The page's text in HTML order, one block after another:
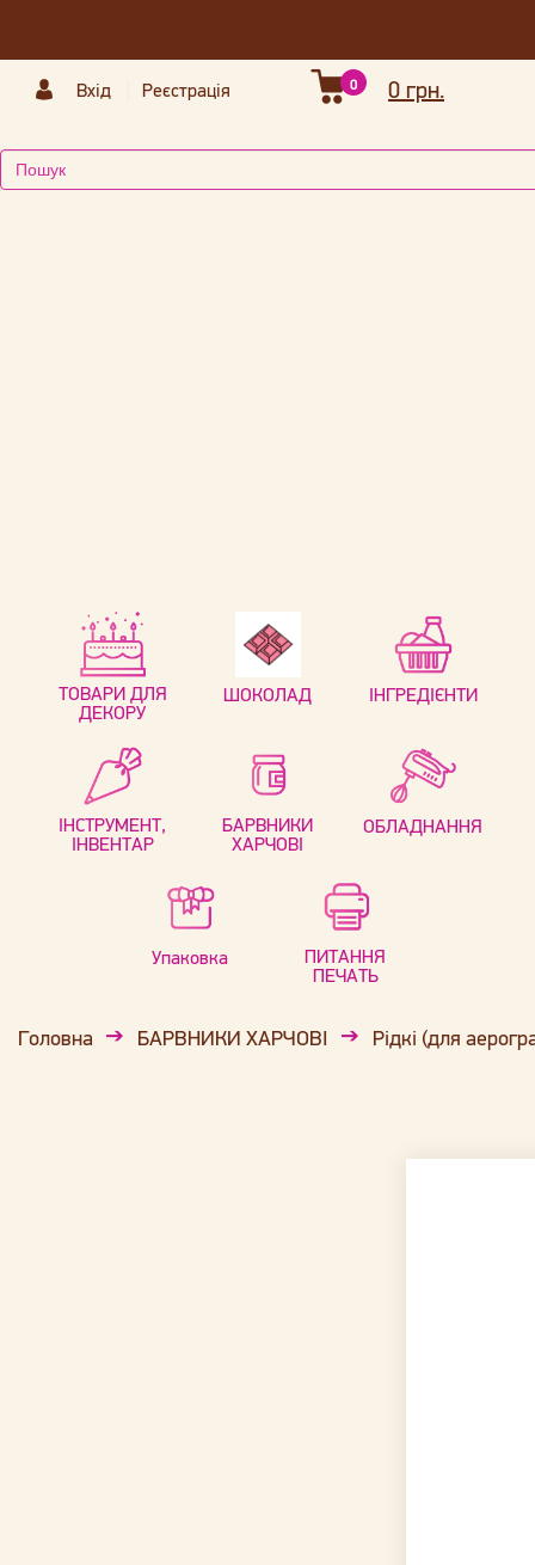
Вхід Реєстрація 0 грн.
0
ТОВАРИ ДЛЯ
ДЕКОРУ
ШОКОЛАД ІНГРЕДІЄНТИ
ІНСТРУМЕНТ,
ІНВЕНТАР
БАРВНИКИ
ХАРЧОВІ
ОБЛАДНАННЯ
Упаковка
ПИТАННЯ
ПЕЧАТЬ
Головна БАРВНИКИ ХАРЧОВІ Рідкі (для